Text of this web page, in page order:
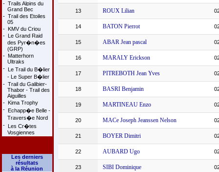
- Trails Alpins du
Grand Bec
- Trail des Etoiles
05
- KMV du Criou
- Le Grand Raid
des Pyr�n�es
(GRP)
- Matterhorn
Ultraks
- Le Trail du B�lier
- Le Super B�lier
- Trail du Galibier-
Thabor - Trail des
Aiguilles
- Kima Trophy
- Echapp�e Belle -
Travers�e Nord
- Les Cr�tes
Vosgiennes
Les derniers
résultats
à la Réunion
13 ROUX Lilian
14 BATON Pierrot
15 ABAR Jean pascal
16 MARALY Erickson
17 PITREBOTH Jean Yves
18 BASRI Benjamin
19 MARTINEAU Enzo
20 MACe Joseph Jeanssen Nelson
21 BOYER Dimitri
22 AUBARD Ugo
23 SIBI Dominique